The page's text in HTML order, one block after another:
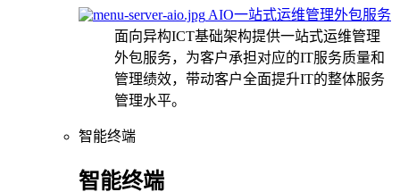
AIO一站式运维管理外包服务
面向异构ICT基础架构提供一站式运维管理
外包服务，为客户承担对应的IT服务质量和
管理绩效，带动客户全面提升IT的整体服务
管理水平。
智能终端
智能终端